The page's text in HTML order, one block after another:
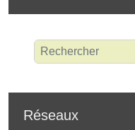
Réseaux